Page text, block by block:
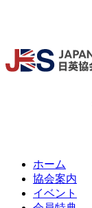
ホーム
協会案内
イベント